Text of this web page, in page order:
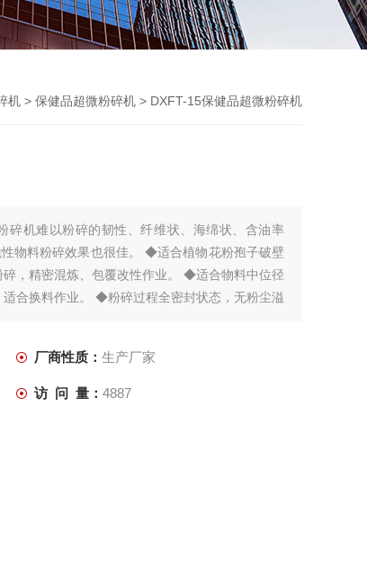
机 > 保健品超微粉碎机 > DXFT-15保健品超微粉碎机
机难以粉碎的韧性、纤维状、海绵状、含油率
物料粉碎效果也很佳。 ◆适合植物花粉孢子破壁
，精密混炼、包覆改性作业。 ◆适合物料中位径
合换料作业。 ◆粉碎过程全密封状态，无粉尘溢
厂商性质： 生产厂家
访 问 量： 4887